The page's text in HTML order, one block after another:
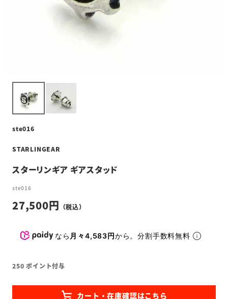
ste016
STARLINGEAR
スターリンギア ギアスタッド
ste016
27,500
なら 月々4,583円から。分割手数料無料
250 ポイント付与